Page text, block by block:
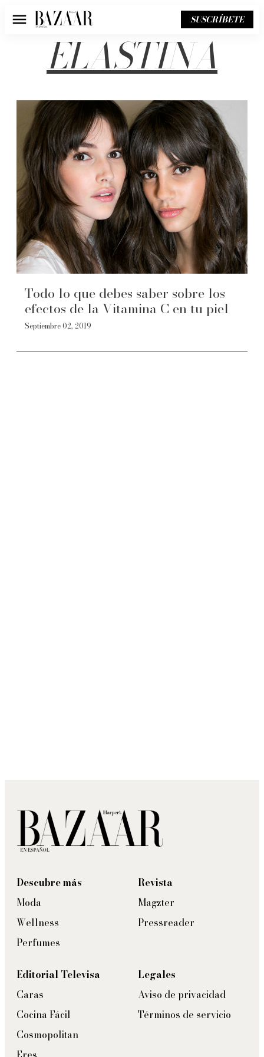
Menú SUSCRÍBETE
ELASTINA
Todo lo que debes saber sobre los
efectos de la Vitamina C en tu piel
Septiembre 02, 2019
Descubre más
Moda
Wellness
Perfumes
Revista
Magzter
Pressreader
Editorial Televisa
Caras
Cocina Fácil
Cosmopolitan
Legales
Aviso de privacidad
Términos de servicio